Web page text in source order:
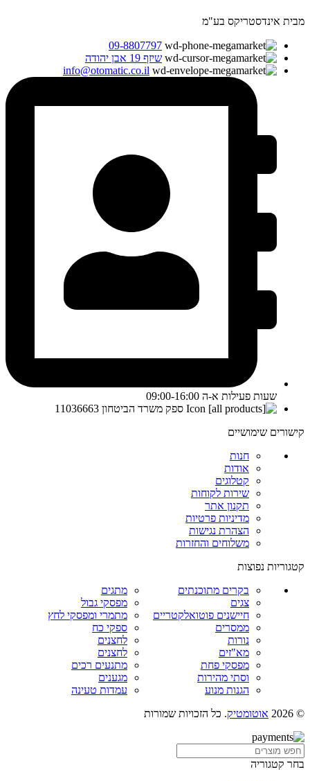
מבית אינדסטריקס בע"מ
09-8807797
שיזף 19 אבן יהודה
info@otomatic.co.il
שעות פעילות א-ה 09:00-16:00
ספק משרד הביטחון 11036663
קישורים שימושיים
חנות
אודות
קטלוגים
שירות לקוחות
תקנון אתר
מדיניות פרטיות
הצהרת נגישות
משלוחים והחזרות
קטגוריות נפוצות
בקרים מתוכנתים
מתגים
צגים
מפסקי גבול
חיישנים פוטואלקטריים
מתמרי ומפסקי לחץ
ממסרים
ספקי כח
נורות
לחצנים
מא"זים
לחצנים
מפסקי פחת
מתנעים רכים
וסתי מהירות
מגענים
הגנות מנוע
עמדות טעינה
© 2026
אוטומטיק. כל הזכויות שמורות
בחר קטגוריה